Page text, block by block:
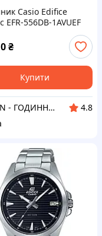
Casio Edifice
EFR-556DB-1AVUEF
₴
Купити
REMEN - ГОДИННИК ЛУЧШИЙ ПОДАРУНОК
4.8